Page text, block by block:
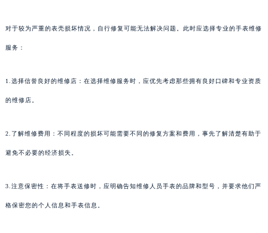
对于较为严重的表壳损坏情况，自行修复可能无法解决问题。此时应选择专业的手表维修
服务：
1.选择信誉良好的维修店：在选择维修服务时，应优先考虑那些拥有良好口碑和专业资质
的维修店。
2.了解维修费用：不同程度的损坏可能需要不同的修复方案和费用，事先了解清楚有助于
避免不必要的经济损失。
3.注意保密性：在将手表送修时，应明确告知维修人员手表的品牌和型号，并要求他们严
格保密您的个人信息和手表信息。